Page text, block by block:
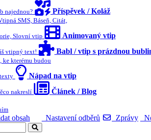
najednou? Příspěvek / Koláž
SMS, Báseň, Citát,
Slovní vtip Animovaný vtip
vtipný text! Babl / vtip s prázdnou
ke kterému budou
Nápad na vtip
nakreslí Článek / Blog
obsah Nastavení odběrů Zprávy